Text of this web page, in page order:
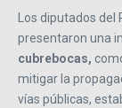
Los diputados
presentaron una
cubrebocas,
mitigar la
vías públicas,